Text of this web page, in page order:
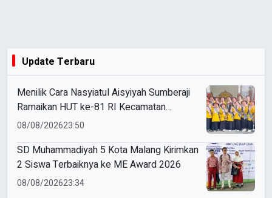
Update Terbaru
Menilik Cara Nasyiatul Aisyiyah Sumberaji
Ramaikan HUT ke-81 RI Kecamatan
Sukodadi
08/08/202623:50
SD Muhammadiyah 5 Kota Malang Kirimkan
2 Siswa Terbaiknya ke ME Award 2026
08/08/202623:34